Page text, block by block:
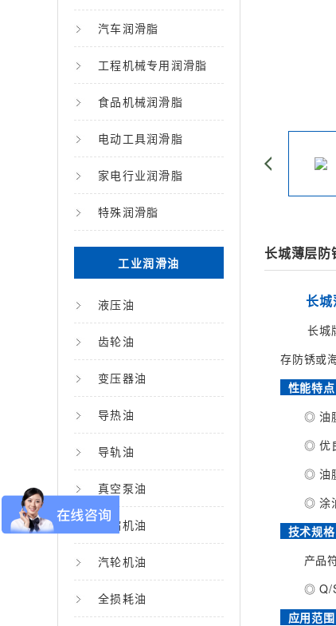
汽车润滑脂
工程机械专用润滑脂
食品机械润滑脂
电动工具润滑脂
家电行业润滑脂
特殊润滑脂
工业润滑油
液压油
齿轮油
变压器油
导热油
导轨油
真空泵油
压缩机油
汽轮机油
全损耗油
长城薄层防
长城
长城
存防锈或
性能特点
◎ 油膜
◎ 优良
◎ 油膜
◎ 涂油
技术规格
产品符
◎ Q/
应用范围